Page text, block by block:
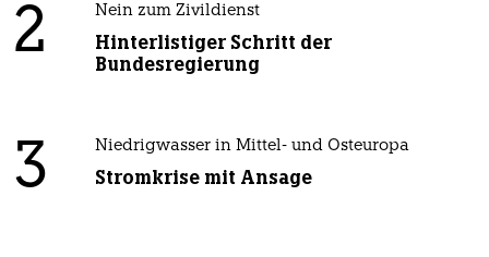
2 Nein zum Zivildienst
Hinterlistiger Schritt der
Bundesregierung
3 Niedrigwasser in Mittel- und Osteuropa
Stromkrise mit Ansage